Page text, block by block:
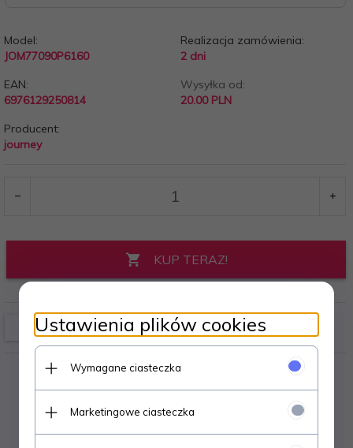
Model:
JOM77090P6160
Realizacja zamówienia:
2 dni
EAN:
6976129250814
Wysyłka od:
20.00 PLN
Producent:
journey
KUP TERAZ!
Ustawienia plików cookies
Wymagane ciasteczka
Marketingowe ciasteczka